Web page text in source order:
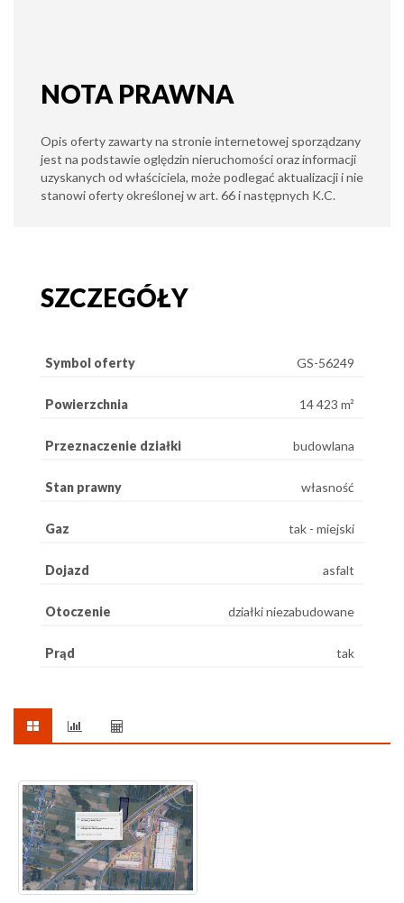
NOTA PRAWNA
Opis oferty zawarty na stronie internetowej sporządzany
jest na podstawie oględzin nieruchomości oraz informacji
uzyskanych od właściciela, może podlegać aktualizacji i nie
stanowi oferty określonej w art. 66 i następnych K.C.
SZCZEGÓŁY
Symbol oferty GS-56249
Powierzchnia 14 423 m²
Przeznaczenie działki budowlana
Stan prawny własność
Gaz tak - miejski
Dojazd asfalt
Otoczenie działki niezabudowane
Prąd tak